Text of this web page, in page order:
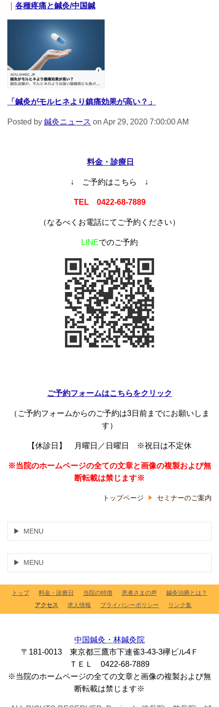
各種疼痛と鍼灸/中国鍼
「鍼灸がモルヒネより鎮痛効果が高い？」
Posted by 鍼灸ニュース on Apr 29, 2020 7:00:00 AM
料金・診療日
↓ ご予約はこちら ↓
TEL 0422-68-7889
（なるべくお電話にてご予約ください）
LINEでのご予約
ご予約フォームはこちらをクリック
（ご予約フォームからのご予約は3日前までにお願いしま
す）
【休診日】 月曜日／日曜日 ※祝日は不定休
※当院のホームページの全ての文章と画像の複製および無
断転載は禁じます※
トップページ セミナーのご案内
MENU
MENU
トップ 料金・診療日 当院の特徴 患者さまの声
鍼灸治療とは？
アクセス
求人情報 プライバシーポリシー リンク集
中国鍼灸・林鍼灸院
〒181-0013 東京都三鷹市下連雀3-43-3欅ビル4Ｆ
ＴＥＬ 0422-68-7889
※当院のホームページの全ての文章と画像の複製および無
断転載は禁じます※